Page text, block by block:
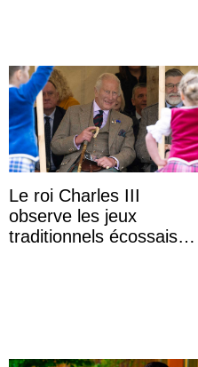
Le roi Charles III
observe les jeux
traditionnels écossais